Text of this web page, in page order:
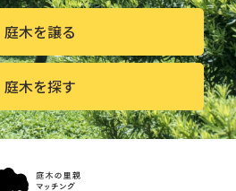
庭木を譲る
庭木を探す